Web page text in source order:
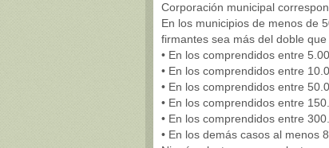
Corporación municipal
En los municipios de menos de
firmantes sea más del doble
• En los comprendidos entre
• En los comprendidos entre
• En los comprendidos entre
• En los comprendidos entre
• En los comprendidos entre
• En los demás casos al menos